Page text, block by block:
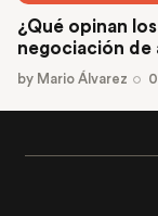
¿Qué opinan
negociación de
by Mario Álvarez